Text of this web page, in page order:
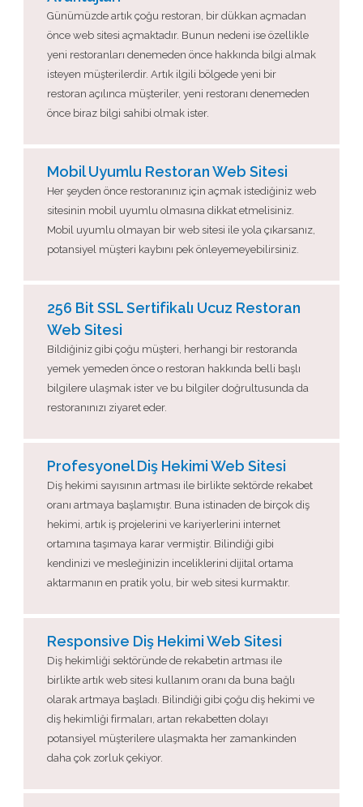
Günümüzde artık çoğu restoran, bir dükkan açmadan
önce web sitesi açmaktadır. Bunun nedeni ise özellikle
yeni restoranları denemeden önce hakkında bilgi almak
isteyen müşterilerdir. Artık ilgili bölgede yeni bir
restoran açılınca müşteriler, yeni restoranı denemeden
önce biraz bilgi sahibi olmak ister.
Mobil Uyumlu Restoran Web Sitesi
Her şeyden önce restoranınız için açmak istediğiniz web
sitesinin mobil uyumlu olmasına dikkat etmelisiniz.
Mobil uyumlu olmayan bir web sitesi ile yola çıkarsanız,
potansiyel müşteri kaybını pek önleyemeyebilirsiniz.
256 Bit SSL Sertifikalı Ucuz Restoran
Web Sitesi
Bildiğiniz gibi çoğu müşteri, herhangi bir restoranda
yemek yemeden önce o restoran hakkında belli başlı
bilgilere ulaşmak ister ve bu bilgiler doğrultusunda da
restoranınızı ziyaret eder.
Profesyonel Diş Hekimi Web Sitesi
Diş hekimi sayısının artması ile birlikte sektörde rekabet
oranı artmaya başlamıştır. Buna istinaden de birçok diş
hekimi, artık iş projelerini ve kariyerlerini internet
ortamına taşımaya karar vermiştir. Bilindiği gibi
kendinizi ve mesleğinizin inceliklerini dijital ortama
aktarmanın en pratik yolu, bir web sitesi kurmaktır.
Responsive Diş Hekimi Web Sitesi
Diş hekimliği sektöründe de rekabetin artması ile
birlikte artık web sitesi kullanım oranı da buna bağlı
olarak artmaya başladı. Bilindiği gibi çoğu diş hekimi ve
diş hekimliği firmaları, artan rekabetten dolayı
potansiyel müşterilere ulaşmakta her zamankinden
daha çok zorluk çekiyor.